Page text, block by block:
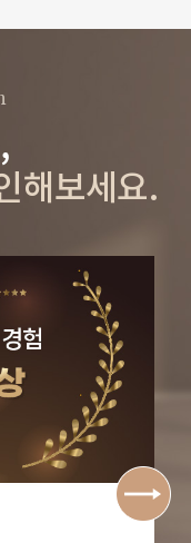
해보세요.